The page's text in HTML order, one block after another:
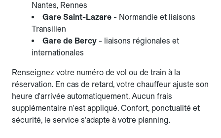
Nantes, Rennes
Gare Saint-Lazare - Normandie et liaisons
Transilien
Gare de Bercy - liaisons régionales et
internationales
Renseignez votre numéro de vol ou de train à la
réservation. En cas de retard, votre chauffeur ajuste son
heure d'arrivée automatiquement. Aucun frais
supplémentaire n'est appliqué. Confort, ponctualité et
sécurité, le service s'adapte à votre planning.